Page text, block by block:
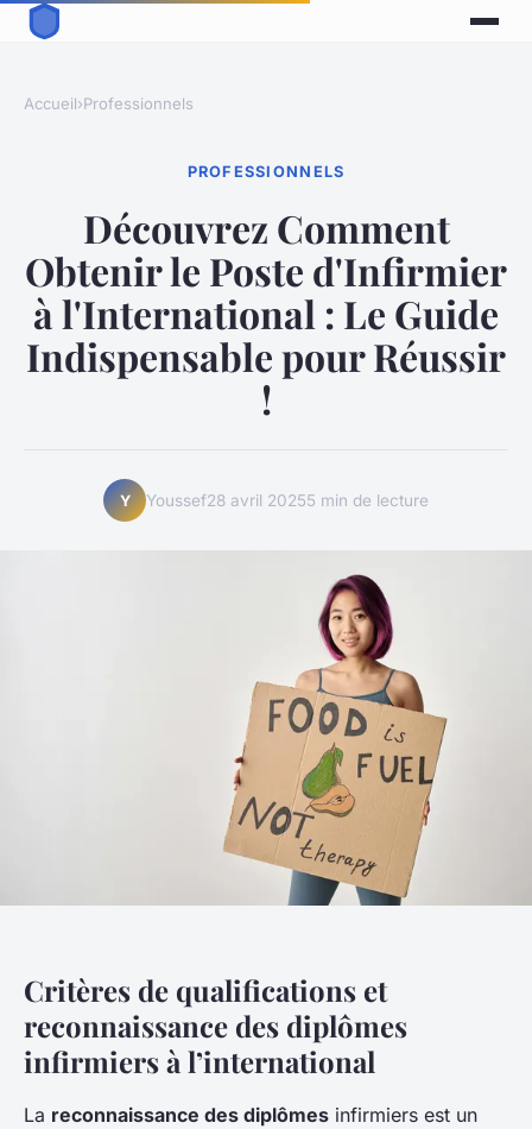
Accueil›Professionnels
PROFESSIONNELS
Découvrez Comment
Obtenir le Poste d'Infirmier
à l'International : Le Guide
Indispensable pour Réussir
!
Y Youssef28 avril 20255 min de lecture
Critères de qualifications et
reconnaissance des diplômes
infirmiers à l’international
La reconnaissance des diplômes infirmiers est un